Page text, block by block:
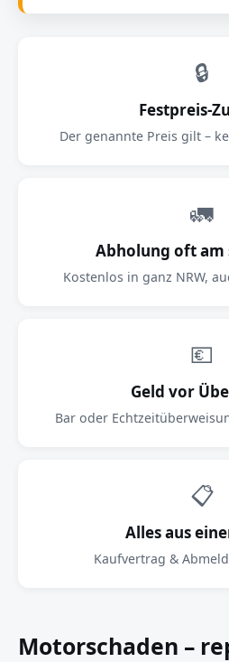
🔒
Festpreis-
Der genannte Preis gilt –
🚛
Abholung oft am
Kostenlos in ganz NRW,
💶
Geld vor
Bar oder
📋
Alles aus
Kaufvertrag &
Motorschaden –